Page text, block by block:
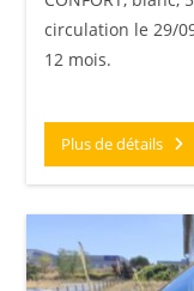
circulation le 29/
12 mois.
Plus de détails